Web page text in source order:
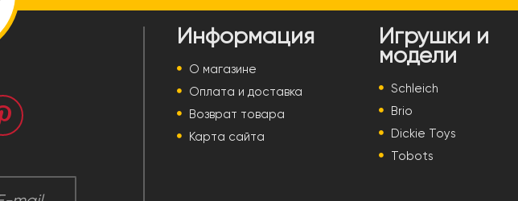
Информация
О магазине
Оплата и доставка
Возврат товара
Карта сайта
Игрушки и
модели
Schleich
Brio
Dickie Toys
Tobots